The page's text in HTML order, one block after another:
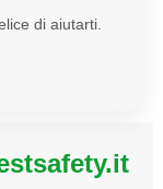
di aiutarti.